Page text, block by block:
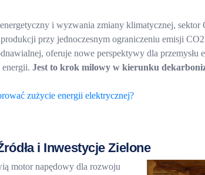
i wyzwania zmiany klimatycznej, sektor
przy jednoczesnym ograniczeniu emisji
oferuje nowe perspektywy dla przemysłu
Jest to krok milowy w kierunku
zużycie energii elektrycznej?
i Inwestycje Zielone
motor napędowy dla rozwoju